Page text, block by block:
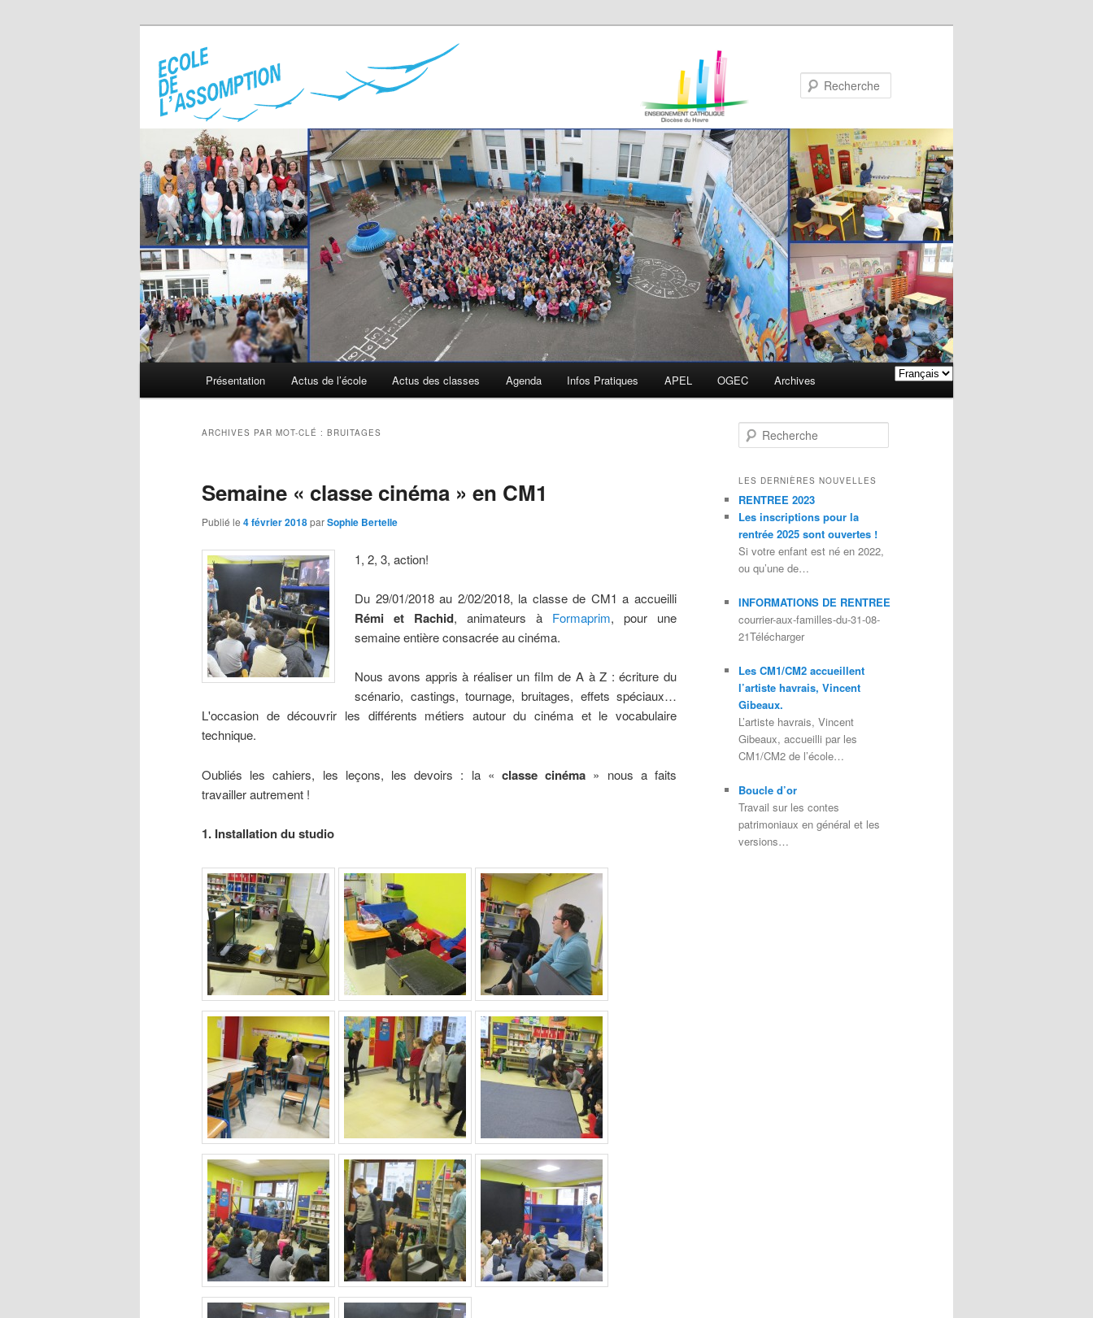
Aller au contenu principal
Aller au contenu secondaire
Présentation Actus de l’école Actus des classes Agenda Infos Pratiques APEL OGEC Archives
ARCHIVES PAR MOT-CLÉ : BRUITAGES
Semaine « classe cinéma » en CM1
Publié le 4 février 2018parSophie Bertelle
1, 2, 3, action!
Du 29/01/2018 au 2/02/2018, la classe de CM1 a accueilli
Rémi et Rachid, animateurs à Formaprim, pour une
semaine entière consacrée au cinéma.
Nous avons appris à réaliser un film de A à Z : écriture du
scénario, castings, tournage, bruitages, effets spéciaux…
L'occasion de découvrir les différents métiers autour du cinéma et le vocabulaire
technique.
Oubliés les cahiers, les leçons, les devoirs : la « classe cinéma » nous a faits
travailler autrement !
1. Installation du studio
Recherche
LES DERNIÈRES NOUVELLES
RENTREE 2023
Les inscriptions pour la
rentrée 2025 sont ouvertes !
Si votre enfant est né en 2022,
ou qu’une de…
INFORMATIONS DE RENTREE
courrier-aux-familles-du-31-08-
21Télécharger
Les CM1/CM2 accueillent
l’artiste havrais, Vincent
Gibeaux.
L’artiste havrais, Vincent
Gibeaux, accueilli par les
CM1/CM2 de l’école…
Boucle d’or
Travail sur les contes
patrimoniaux en général et les
versions…